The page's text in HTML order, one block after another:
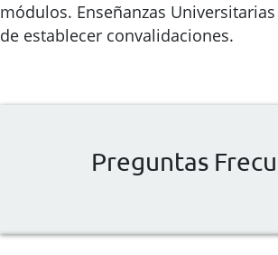
módulos. Enseñanzas
de establecer convalidaciones.
Preguntas